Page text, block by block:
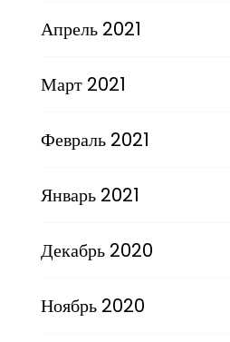
Апрель 2021
Март 2021
Февраль 2021
Январь 2021
Декабрь 2020
Ноябрь 2020